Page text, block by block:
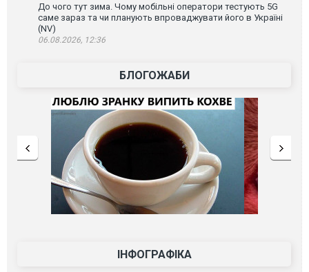
До чого тут зима. Чому мобільні оператори тестують 5G
саме зараз та чи планують впроваджувати його в Україні
(NV)
06.08.2026, 12:36
БЛОГОЖАБИ
ІНФОГРАФІКА